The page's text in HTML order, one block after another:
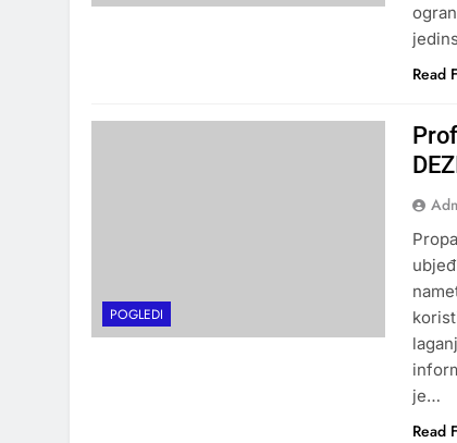
Read
POGLEDI
je…
Read